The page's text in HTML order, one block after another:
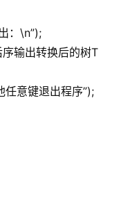
：\n”);
输出转换后的树T
意键退出程序”);